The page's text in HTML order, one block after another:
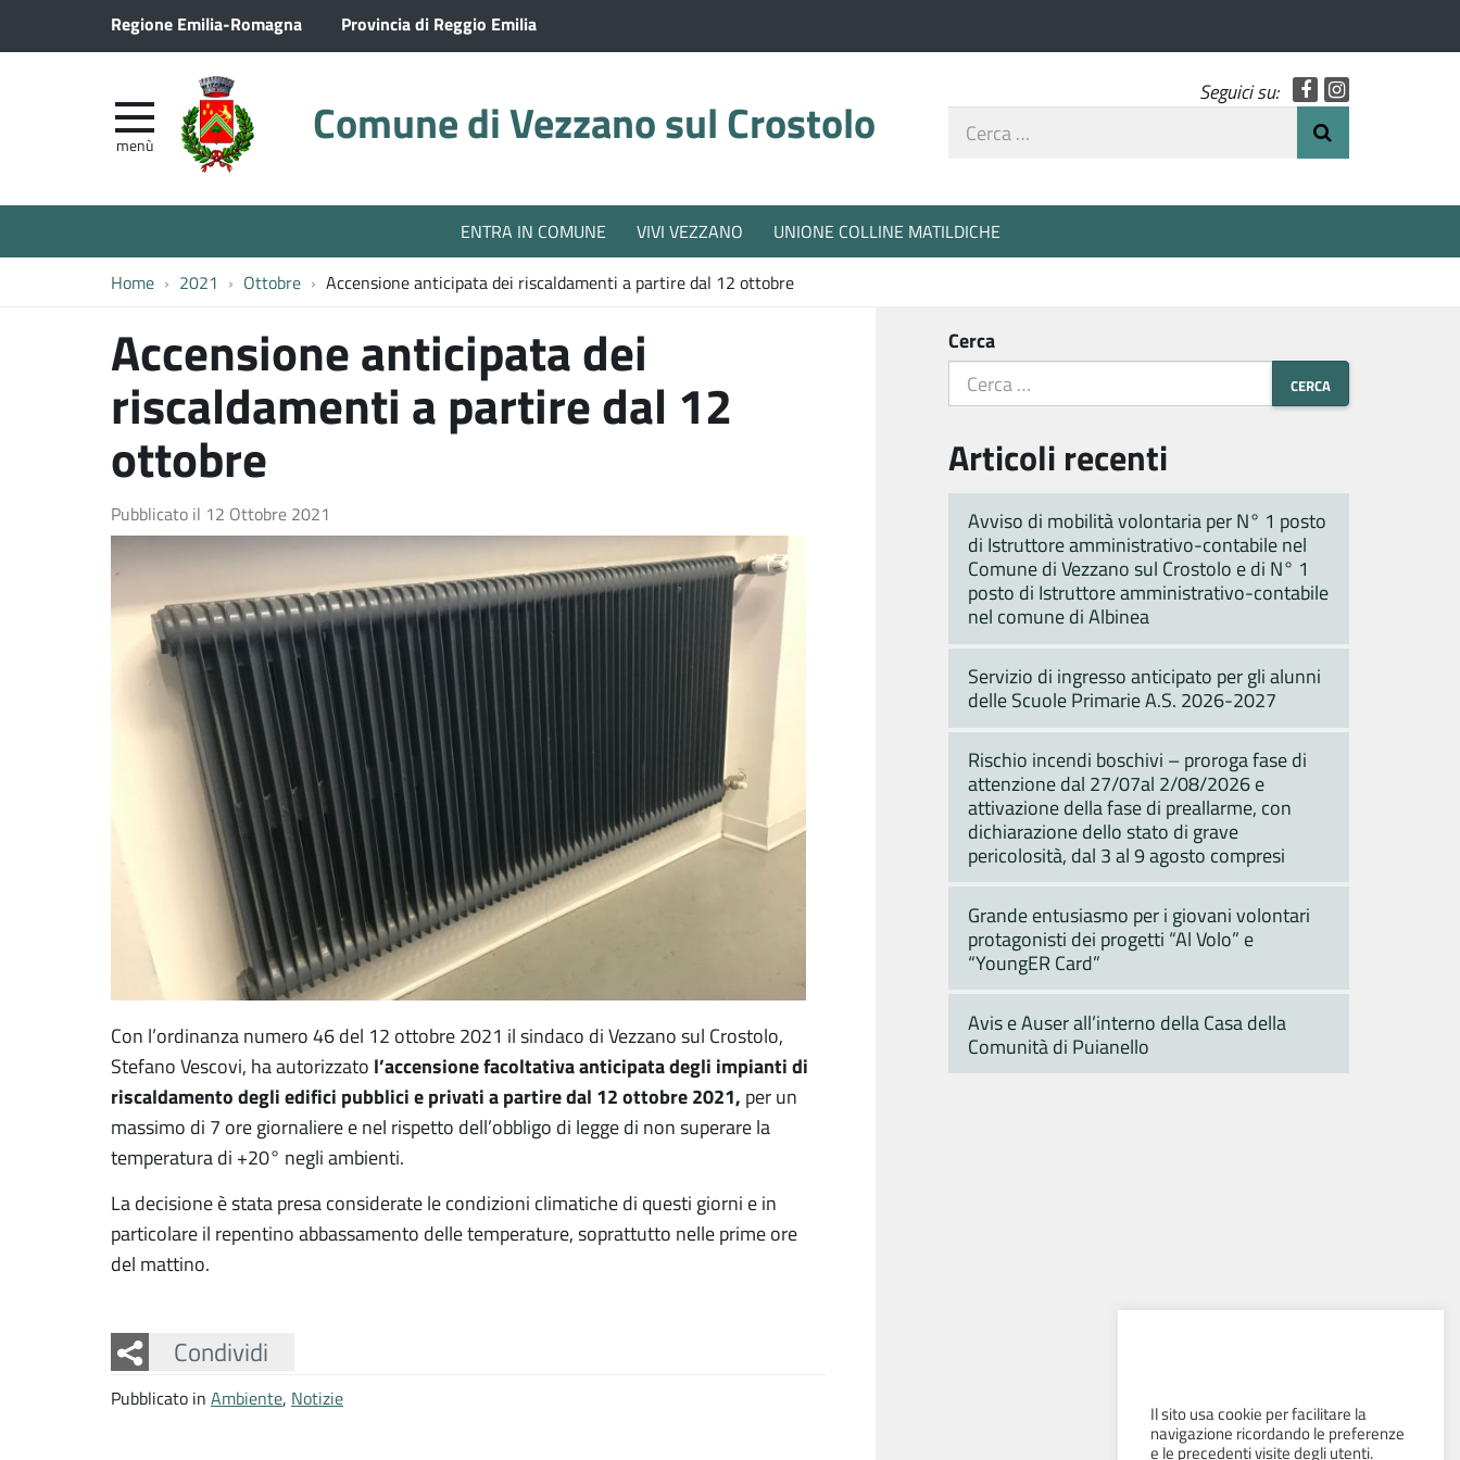
Regione Emilia-Romagna Provincia di Reggio Emilia
Comune di Vezzano sul Crostolo
menù
Seguici su: Facebook
Cerca
ENTRA IN COMUNE VIVI VEZZANO UNIONE COLLINE MATILDICHE
Home 2021 Ottobre Accensione anticipata dei riscaldamenti a partire dal 12 ottobre
Accensione anticipata dei
riscaldamenti a partire dal 12
ottobre
Pubblicato il 12 Ottobre 2021
Con l’ordinanza numero 46 del 12 ottobre 2021 il sindaco di Vezzano sul Crostolo,
Stefano Vescovi, ha autorizzato l’accensione facoltativa anticipata degli impianti di
riscaldamento degli edifici pubblici e privati a partire dal 12 ottobre 2021, per un
massimo di 7 ore giornaliere e nel rispetto dell’obbligo di legge di non superare la
temperatura di +20° negli ambienti.
La decisione è stata presa considerate le condizioni climatiche di questi giorni e in
particolare il repentino abbassamento delle temperature, soprattutto nelle prime ore
del mattino.
Condividi
Facebook
Twitter
Whatsapp
Pubblicato in Ambiente, Notizie
Cerca
Articoli recenti
Avviso di mobilità volontaria per N° 1 posto
di Istruttore amministrativo-contabile nel
Comune di Vezzano sul Crostolo e di N° 1
posto di Istruttore amministrativo-contabile
nel comune di Albinea
Servizio di ingresso anticipato per gli alunni
delle Scuole Primarie A.S. 2026-2027
Rischio incendi boschivi – proroga fase di
attenzione dal 27/07al 2/08/2026 e
attivazione della fase di preallarme, con
dichiarazione dello stato di grave
pericolosità, dal 3 al 9 agosto compresi
Grande entusiasmo per i giovani volontari
protagonisti dei progetti “Al Volo” e
“YoungER Card”
Avis e Auser all’interno della Casa della
Comunità di Puianello
Il sito usa cookie per facilitare la
navigazione ricordando le preferenze
e le precedenti visite degli utenti.